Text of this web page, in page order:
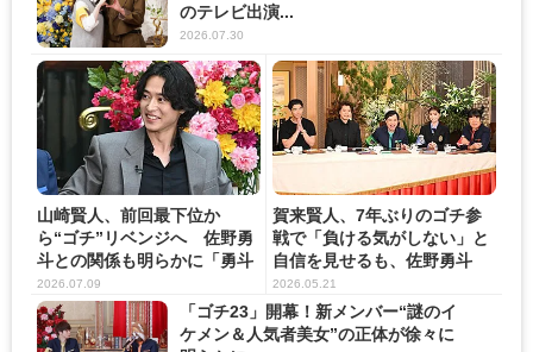
のテレビ出演...
2026.07.30
山崎賢人、前回最下位か
ら“ゴチ”リベンジへ 佐野勇
斗との関係も明らかに「勇斗
はマ...
2026.07.09
賀来賢人、7年ぶりのゴチ参
戦で「負ける気がしない」と
自信を見せるも、佐野勇斗
の“...
2026.05.21
「ゴチ23」開幕！新メンバー“謎のイ
ケメン＆人気者美女”の正体が徐々に